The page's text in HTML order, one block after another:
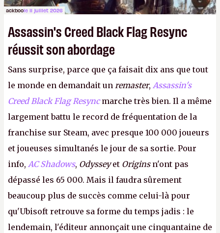
ackboole 11 juillet 2026
Assassin's Creed Black Flag Resync
réussit son abordage
Sans surprise, parce que ça faisait dix ans que tout
le monde en demandait un remaster, Assassin's
Creed Black Flag Resyncmarche très bien. Il a même
largement battu le record de fréquentation de la
franchise sur Steam, avec presque 100 000 joueurs
et joueuses simultanés le jour de sa sortie. Pour
info, AC Shadows, Odysseyet Originsn'ont pas
dépassé les 65 000. Mais il faudra sûrement
beaucoup plus de succès comme celui-là pour
qu'Ubisoft retrouve sa forme du temps jadis : le
lendemain, l'éditeur annonçait une cinquantaine de